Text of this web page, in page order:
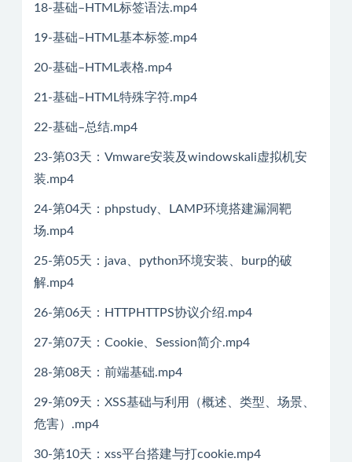
18-基础–HTML标签语法.mp4
19-基础–HTML基本标签.mp4
20-基础–HTML表格.mp4
21-基础–HTML特殊字符.mp4
22-基础–总结.mp4
23-第03天：Vmware安装及windowskali虚拟机安
装.mp4
24-第04天：phpstudy、LAMP环境搭建漏洞靶
场.mp4
25-第05天：java、python环境安装、burp的破
解.mp4
26-第06天：HTTPHTTPS协议介绍.mp4
27-第07天：Cookie、Session简介.mp4
28-第08天：前端基础.mp4
29-第09天：XSS基础与利用（概述、类型、场景、
危害）.mp4
30-第10天：xss平台搭建与打cookie.mp4